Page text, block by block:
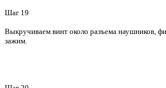
Шаг 19
Выкручиваем винт около разъема наушников,
зажим.